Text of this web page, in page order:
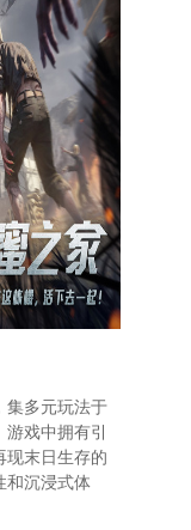
集多元玩法于
戏中拥有引
现末日生存的
和沉浸式体